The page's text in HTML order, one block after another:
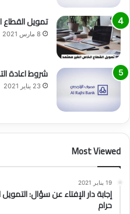
تمويل القطاع
8 مارس 2021
شروط اعادة
23 يناير 2021
Most Viewed
19 يناير 2021
إجابة دار الإفتاء عن سؤال:
حرام